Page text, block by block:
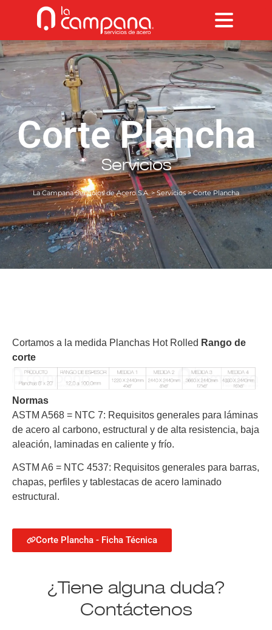
Corte Plancha
Servicios
La Campana Servicios de Acero S.A.>Servicios> Corte Plancha
Cortamos a la medida Planchas Hot Rolled Rango de
corte
Normas
ASTM A568 = NTC 7: Requisitos generales para láminas
de acero al carbono, estructural y de alta resistencia, baja
aleación, laminadas en caliente y frío.
ASTM A6 = NTC 4537: Requisitos generales para barras,
chapas, perfiles y tablestacas de acero laminado
estructural.
Corte Plancha - Ficha Técnica
¿Tiene alguna duda?
Contáctenos